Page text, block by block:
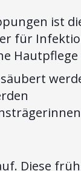
ist
für
Diese